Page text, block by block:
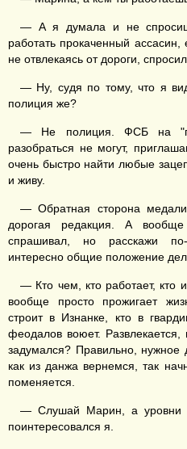
— А я думала и не
работать прокаченный
не отвлекаясь от дороги,
— Ну, судя по тому, что я
полиция же?
— Не полиция. ФСБ на
разобраться не могут,
очень быстро найти любые
и живу.
— Обратная сторона
дорогая редакция. А
спрашивал, но расскажи
интересно общие положение дел.
— Кто чем, кто работает, кто
вообще просто прожигает
строит в Изнанке, кто в
феодалов воюет.
задумался? Правильно, нужное
как из данжа вернемся, так
поменяется.
— Слушай Марин, а уровни
поинтересовался я.